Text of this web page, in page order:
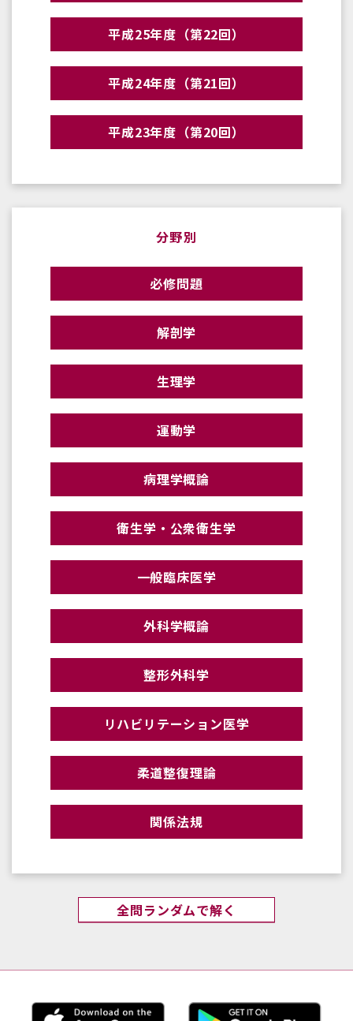
平成25年度（第22回）
平成24年度（第21回）
平成23年度（第20回）
分野別
必修問題
解剖学
生理学
運動学
病理学概論
衛生学・公衆衛生学
一般臨床医学
外科学概論
整形外科学
リハビリテーション医学
柔道整復理論
関係法規
全問ランダムで解く